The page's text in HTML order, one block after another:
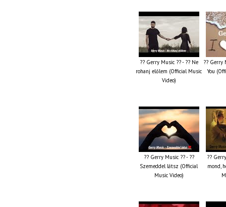
?? Gerry Music ?? - ?? Ne
rohanj előlem (Official Music
Video)
?? Gerry
You
?? Gerry Music ?? - ??
Szemeddel látsz (Official
Music Video)
??
mond,